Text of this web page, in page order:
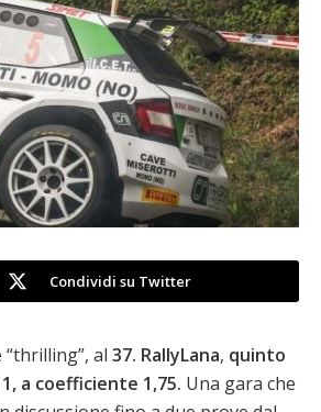
Condividi su Twitter
al 37. RallyLana, quinto
a coefficiente 1,75. Una gara che